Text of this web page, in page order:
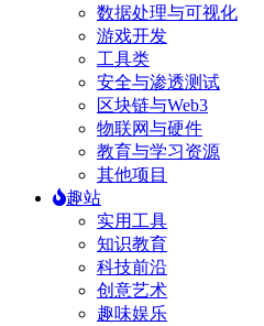
数据处理与可视化
游戏开发
工具类
安全与渗透测试
区块链与Web3
物联网与硬件
教育与学习资源
其他项目
趣站
实用工具
知识教育
科技前沿
创意艺术
趣味娱乐